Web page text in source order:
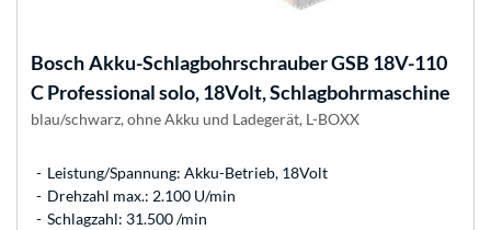
BoschAkku-Schlagbohrschrauber GSB 18V-110
C Professional solo, 18Volt, Schlagbohrmaschine
blau/schwarz, ohne Akku und Ladegerät, L-BOXX
Leistung/Spannung: Akku-Betrieb, 18Volt
Drehzahl max.: 2.100 U/min
Schlagzahl: 31.500 /min